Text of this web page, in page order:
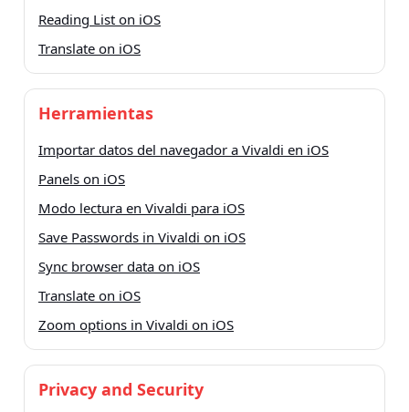
Reading List on iOS
Translate on iOS
Herramientas
Importar datos del navegador a Vivaldi en iOS
Panels on iOS
Modo lectura en Vivaldi para iOS
Save Passwords in Vivaldi on iOS
Sync browser data on iOS
Translate on iOS
Zoom options in Vivaldi on iOS
Privacy and Security